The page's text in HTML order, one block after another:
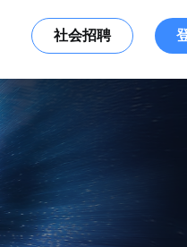
社会招聘